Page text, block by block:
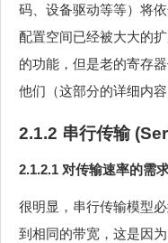
码、设备驱动等等）将
配置空间已经被大大的
的功能，但是老的寄存
他们（这部分的详细内容
2.1.2 串行传输
2.1.2.1 对传输速率的需
很明显，串行传输模型
到相同的带宽，这是因